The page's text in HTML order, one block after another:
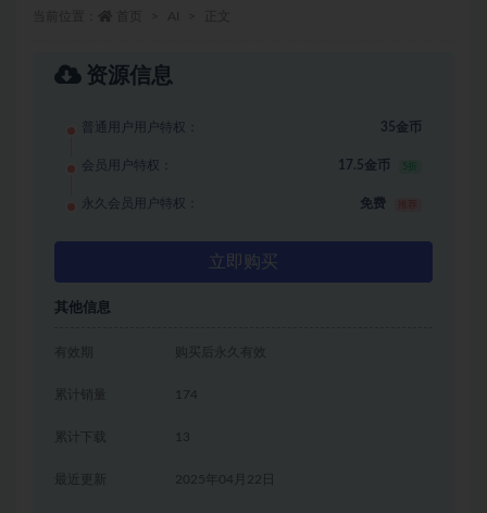
资源信息
普通用户用户特权： 35金币
会员用户特权： 17.5金币 5折
永久会员用户特权： 免费
立即购买
其他信息
有效期 购买后永久有效
累计销量 174
累计下载 13
2025年04月22日